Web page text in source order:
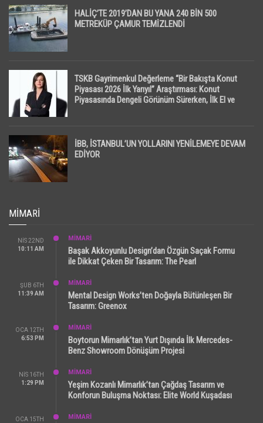
HALİÇ’TE 2019’DAN BU YANA 240 BİN 500
METREKÜP ÇAMUR TEMİZLENDİ
TSKB Gayrimenkul Değerleme “Bir Bakışta Konut
Piyasası 2026 İlk Yarıyıl” Araştırması: Konut
Piyasasında Dengeli Görünüm Sürerken, İlk El ve
İBB, İSTANBUL’UN YOLLARINI YENİLEMEYE DEVAM
EDİYOR
MIMARI
NIS 22ND
10:11 AM
MİMARİ
Başak Akkoyunlu Design’dan Özgün Saçak Formu
ile Dikkat Çeken Bir Tasarım: The Pearl
ŞUB 6TH
11:39 AM
MİMARİ
Mental Design Works’ten Doğayla Bütünleşen Bir
Tasarım: Greenox
OCA 12TH
6:53 PM
MİMARİ
Boytorun Mimarlık’tan Yurt Dışında İlk Mercedes-
Benz Showroom Dönüşüm Projesi
NIS 16TH
1:29 PM
MİMARİ
Yeşim Kozanlı Mimarlık’tan Çağdaş Tasarım ve
Konforun Buluşma Noktası: Elite World Kuşadası
OCA 15TH
MİMARİ